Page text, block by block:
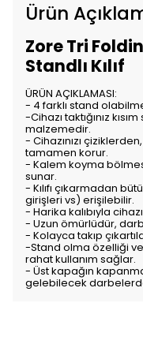
Ürün
Zore Tri
Standlı Kılıf
ÜRÜN AÇIKLAMASI:
- 4 farklı stand
-Cihazı taktığınız
malzemedir.
- Cihazınızı
tamamen korur.
- Kalem koyma
sunar.
- Kılıfı çıkarmadan
girişleri vs) erişilebilir.
- Harika kalıbıyla
- Uzun ömürlüdür,
- Kolayca takıp
-Stand olma özelliği
rahat kullanım sağlar.
- Üst kapağın
gelebilecek